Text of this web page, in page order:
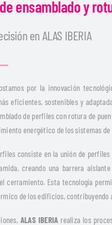
ensamblado y
en ALAS IBERIA
por la innovación
eficientes, sostenibles y
de perfiles con rotura de
energético de los sistemas
consiste en la unión de
creando una barrera
cerramiento. Esta tecnología
de los edificios,
ALAS IBERIA realiza los